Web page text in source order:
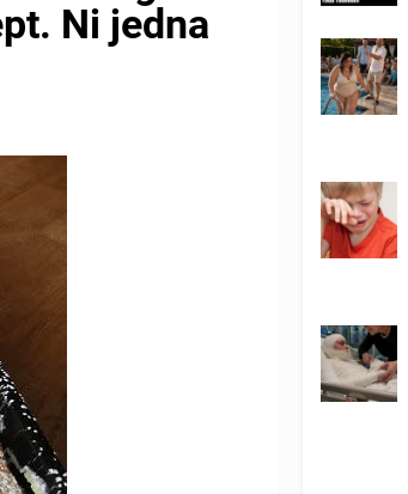
Ni jedna